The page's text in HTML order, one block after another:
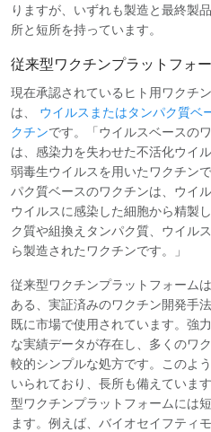
りますが、いずれも製造と最終製
所と短所を持っています。
従来型ワクチンプラットフォ
現在承認されているヒト用ワクチ
は、 ウイルスまたはタンパク質ベ
クチンです。「ウイルスベースの
は、感染力を失わせた不活化ウイ
弱毒生ウイルスを用いたワクチン
パク質ベースのワクチンは、ウイ
ウイルスに感染した細胞から精製
ク質や組換えタンパク質、ウイル
ら製造されたワクチンです。」
従来型ワクチンプラットフォーム
ある、実証済みのワクチン開発手法
既に市場で使用されています。強
な実績データが存在し、多くのワ
較的シンプルな処方です。このよ
いられており、長所も備えていま
型ワクチンプラットフォームには
ます。例えば、バイオセイフティ